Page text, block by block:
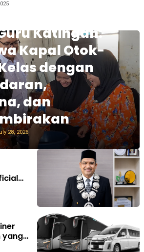
Katingan:
Kapal Otok-
dengan
dan
28, 2026
Al-
yang